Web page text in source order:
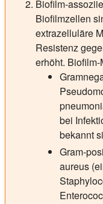
Biofilm-
Biofilmzellen
extrazelluläre
Resistenz
erhöht. Biofilm-
bei
bekannt
Gram-
aureus